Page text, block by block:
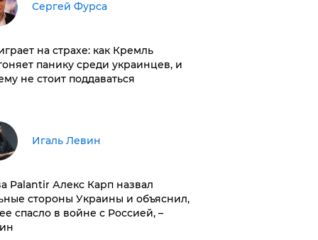
Сергей Фурса
на страхе: как Кремль
панику среди украинцев, и
не стоит поддаваться
Игаль Левин
Palantir Алекс Карп назвал
стороны Украины и объяснил,
спасло в войне с Россией, –